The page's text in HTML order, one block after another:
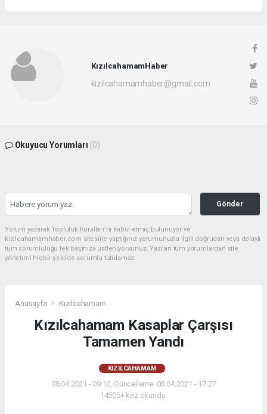
KızılcahamamHaber
kizilcahamamhaber@gmail.com
Okuyucu Yorumları (0)
Gönder
Yorum yazarak Topluluk Kuralları’nı kabul etmiş bulunuyor ve
kizilcahamamhaber.com sitesine yaptığınız yorumunuzla ilgili doğrudan veya dolaylı
tüm sorumluluğu tek başınıza üstleniyorsunuz. Yazılan tüm yorumlardan site
yönetimi hiçbir şekilde sorumlu tutulamaz.
Anasayfa Kızılcahamam
Kızılcahamam Kasaplar Çarşısı
Tamamen Yandı
KIZILCAHAMAM
08.04.2021 - 09:12, Güncelleme: 08.04.2021 - 17:27
14505+ kez okundu.